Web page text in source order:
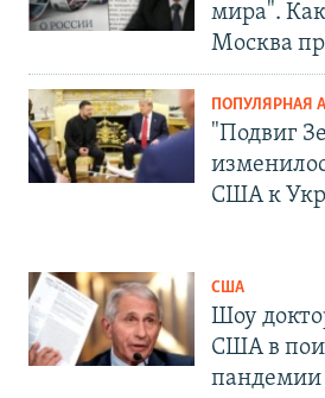
мира".
Москва
ПОПУЛЯРНАЯ
"Подвиг
США к
США
Шоу
США в
пандемии